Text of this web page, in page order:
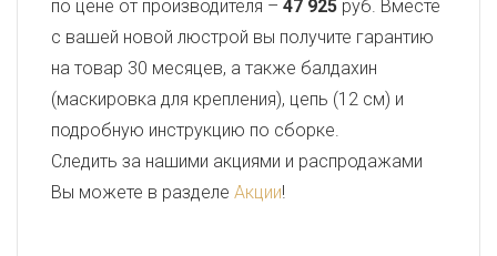
по цене от производителя – 47 925 руб. Вместе
с вашей новой люстрой вы получите гарантию
на товар 30 месяцев, а также балдахин
(маскировка для крепления), цепь (12 см) и
подробную инструкцию по сборке.
Следить за нашими акциями и распродажами
Вы можете в разделе Акции!